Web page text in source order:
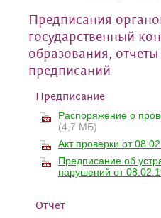
Предписания
государственный
образования,
предписаний
Предписание
Распоряжение о
(4,7 МБ)
Акт проверки от
Предписание об
нарушений от
Отчет